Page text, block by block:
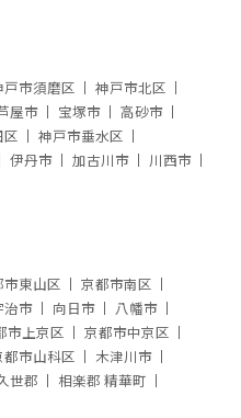
戸市須磨区
神戸市北区
屋市 宝塚市
高砂市
区
神戸市垂水区
伊丹市 加古川市
川西市
市東山区
京都市南区
治市 向日市
八幡市
市上京区
京都市中京区
都市山科区
木津川市
世郡 相楽郡 精華町